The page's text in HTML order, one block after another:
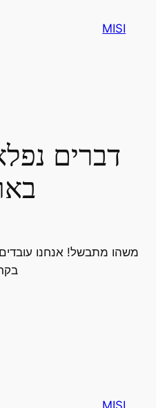
MISI
דברים
משהו מתבשל! אנחנו
MISI